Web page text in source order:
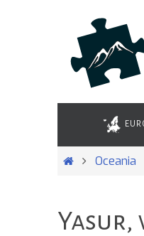
treści
StronaOceania
Yasur,